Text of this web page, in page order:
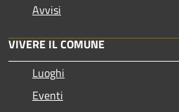
Avvisi
VIVERE IL COMUNE
Luoghi
Eventi